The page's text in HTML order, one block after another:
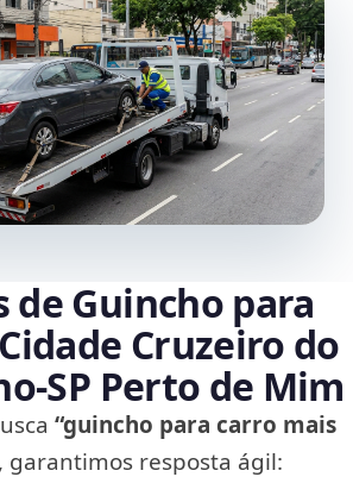
de Guincho para
Cruzeiro do
Perto de Mim
“guincho para carro mais
garantimos resposta ágil: